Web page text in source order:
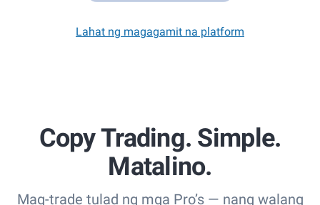
Lahat ng magagamit na platform
Copy Trading. Simple.
Matalino.
Mag-trade tulad ng mga Pro’s — nang walang